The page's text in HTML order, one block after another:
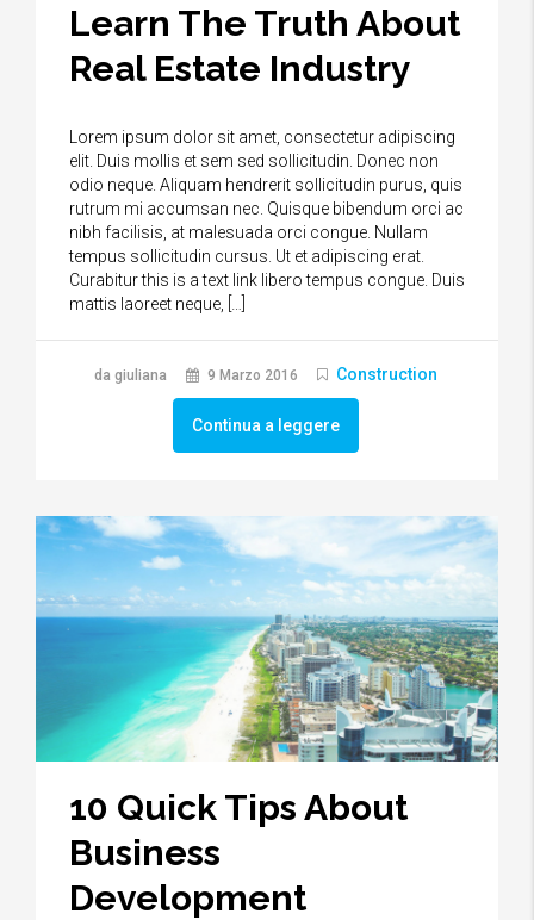
Learn The Truth About
Real Estate Industry
Lorem ipsum dolor sit amet, consectetur adipiscing
elit. Duis mollis et sem sed sollicitudin. Donec non
odio neque. Aliquam hendrerit sollicitudin purus, quis
rutrum mi accumsan nec. Quisque bibendum orci ac
nibh facilisis, at malesuada orci congue. Nullam
tempus sollicitudin cursus. Ut et adipiscing erat.
Curabitur this is a text link libero tempus congue. Duis
mattis laoreet neque, […]
da giuliana 9 Marzo 2016 Construction
Continua a leggere
10 Quick Tips About
Business
Development